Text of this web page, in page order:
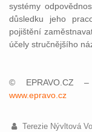
systémy
důsledku jeho
pojištění
účely stručnějšího
© EPRAVO.CZ
www.epravo.cz
Terezie Nývltová